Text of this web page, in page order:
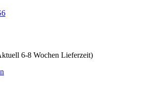
6-8 Wochen Lieferzeit)